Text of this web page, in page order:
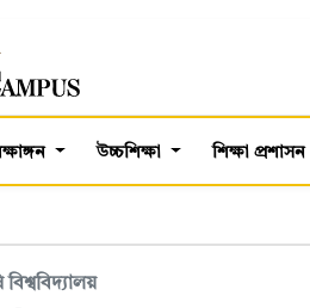
উচ্চশিক্ষা শিক্ষা প্রশাসন
বিশ্ববিদ্যালয়